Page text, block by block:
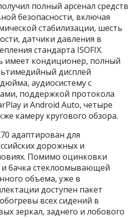
полный арсенал средств
безопасности, включая
стабилизации, шесть
датчики давления в
стандарта ISOFIX.
имеет кондиционер, полный
дисплей
аудиосистему с
поддержкой протокола
и Android Auto, четыре
камеру кругового обзора.
адаптирован для
дорожных и
Помимо оцинковки
и бачка стеклоомывающей
объема, уже в
доступен пакет
всех сидений в
зеркал, заднего и лобового